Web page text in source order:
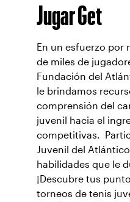
Jugar Get
En un esfuerzo por
de miles de
Fundación del
le brindamos
comprensión del
juvenil hacia el
competitivas.
Juvenil del
habilidades que le
¡Descubre tus
torneos de tenis